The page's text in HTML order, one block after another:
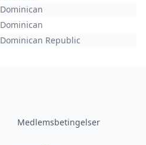
Dominican
Dominican
Dominican Republic
Medlemsbetingelser